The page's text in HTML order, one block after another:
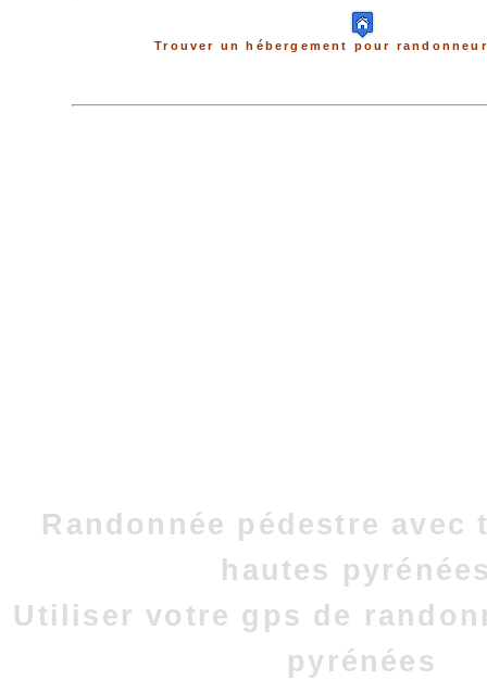
Trouver un hébergement pour
Randonnée pédestre avec
hautes
Utiliser votre gps de
pyrénées